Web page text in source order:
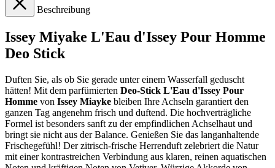
Beschreibung
Issey Miyake L'Eau d'Issey Pour Homme
Deo Stick
Duften Sie, als ob Sie gerade unter einem Wasserfall geduscht
hätten! Mit dem parfümierten Deo-Stick L'Eau d'Issey Pour
Homme von Issey Miayke bleiben Ihre Achseln garantiert den
ganzen Tag angenehm frisch und duftend. Die hochverträgliche
Formel ist besonders sanft zu der empfindlichen Achselhaut und
bringt sie nicht aus der Balance. Genießen Sie das langanhaltende
Frischegefühl! Der zitrisch-frische Herrenduft zelebriert die Natur
mit einer kontrastreichen Verbindung aus klaren, reinen aquatischen